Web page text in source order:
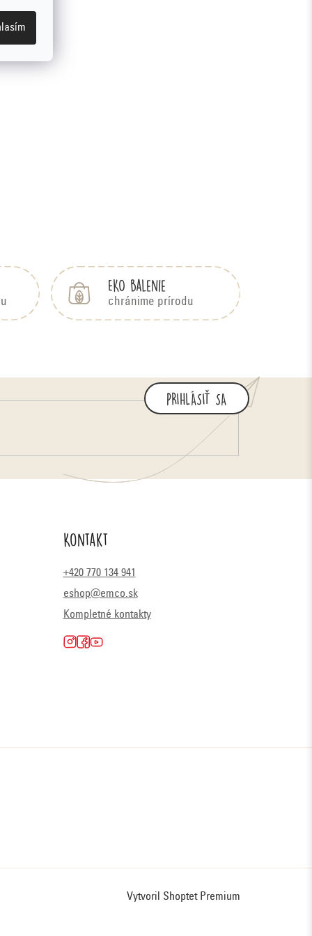
EKO balenie
chránime prírodu
PRIHLÁSIŤ SA
Kontakt
+420 770 134 941
eshop@emco.sk
Kompletné kontakty
Vytvoril Shoptet Premium